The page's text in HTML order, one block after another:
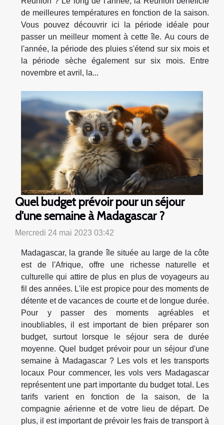
de meilleures températures en fonction de la saison.
Vous pouvez découvrir ici la période idéale pour
passer un meilleur moment à cette île. Au cours de
l'année, la période des pluies s'étend sur six mois et
la période sèche également sur six mois. Entre
novembre et avril, la...
Quel budget prévoir pour un séjour
d'une semaine à Madagascar ?
Mercredi 24 mai 2023 03:42
Madagascar, la grande île située au large de la côte
est de l'Afrique, offre une richesse naturelle et
culturelle qui attire de plus en plus de voyageurs au
fil des années. L'ile est propice pour des moments de
détente et de vacances de courte et de longue durée.
Pour y passer des moments agréables et
inoubliables, il est important de bien préparer son
budget, surtout lorsque le séjour sera de durée
moyenne. Quel budget prévoir pour un séjour d'une
semaine à Madagascar ? Les vols et les transports
locaux Pour commencer, les vols vers Madagascar
représentent une part importante du budget total. Les
tarifs varient en fonction de la saison, de la
compagnie aérienne et de votre lieu de départ. De
plus, il est important de prévoir les frais de transport à